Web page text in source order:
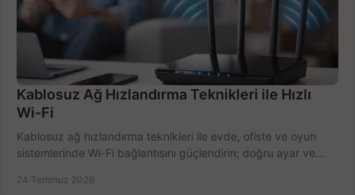
Kablosuz Ağ Hızlandırma Teknikleri ile Hızlı
Wi-Fi
Kablosuz ağ hızlandırma teknikleri ile evde, ofiste ve oyun
sistemlerinde Wi-Fi bağlantısını güçlendirin; doğru ayar ve
24 Temmuz 2026